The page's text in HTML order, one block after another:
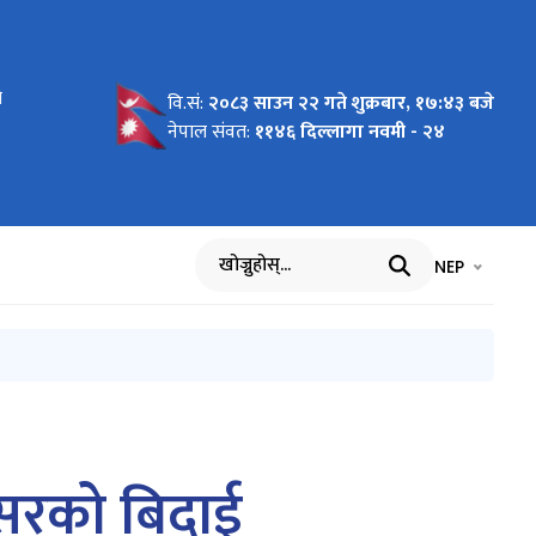
वि.सं: २०८३ साउन २२ गते शुक्रबार, १७:४३ बजे
नेपाल संवत: ११४६ दिल्लागा नवमी - २४
खोज्नुहोस् भाषा चयन
NEP
बिदाई